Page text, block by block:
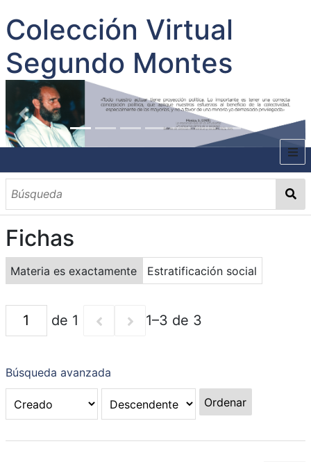
Colección Virtual
Segundo Montes
INICIO
SOBRE EL AUTOR
CONTENIDO
TODOS LOS DOCUMENTOS
CATEGORIAS
OBRAS SOBRE EL AUTOR P. SEGUNDO MONTES
MATERIAS
PALABRAS CLAVES
MULTIMEDIA
Fichas
Materia es exactamente Estratificación social
de 1 1–3 de 3
Búsqueda avanzada
Ordenar